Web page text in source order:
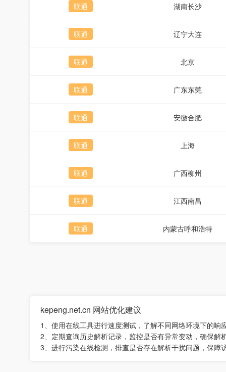
联通 湖南长沙
联通 辽宁大连
联通 北京
联通 广东东莞
联通 安徽合肥
联通 上海
联通 广西柳州
联通 江西南昌
联通 内蒙古呼和浩特
kepeng.net.cn 网站优化建议
1、使用在线工具进行速度测试，了解不同网络环境下的响
2、定期查询历史解析记录，监控是否有异常变动，确保解
3、进行污染在线检测，排查是否存在解析干扰问题，保障